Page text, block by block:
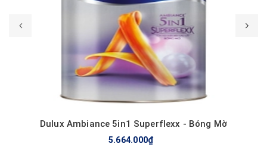
Mua hàng
Dulux Ambiance 5in1 Superflexx - Bóng Mờ
5.664.000₫